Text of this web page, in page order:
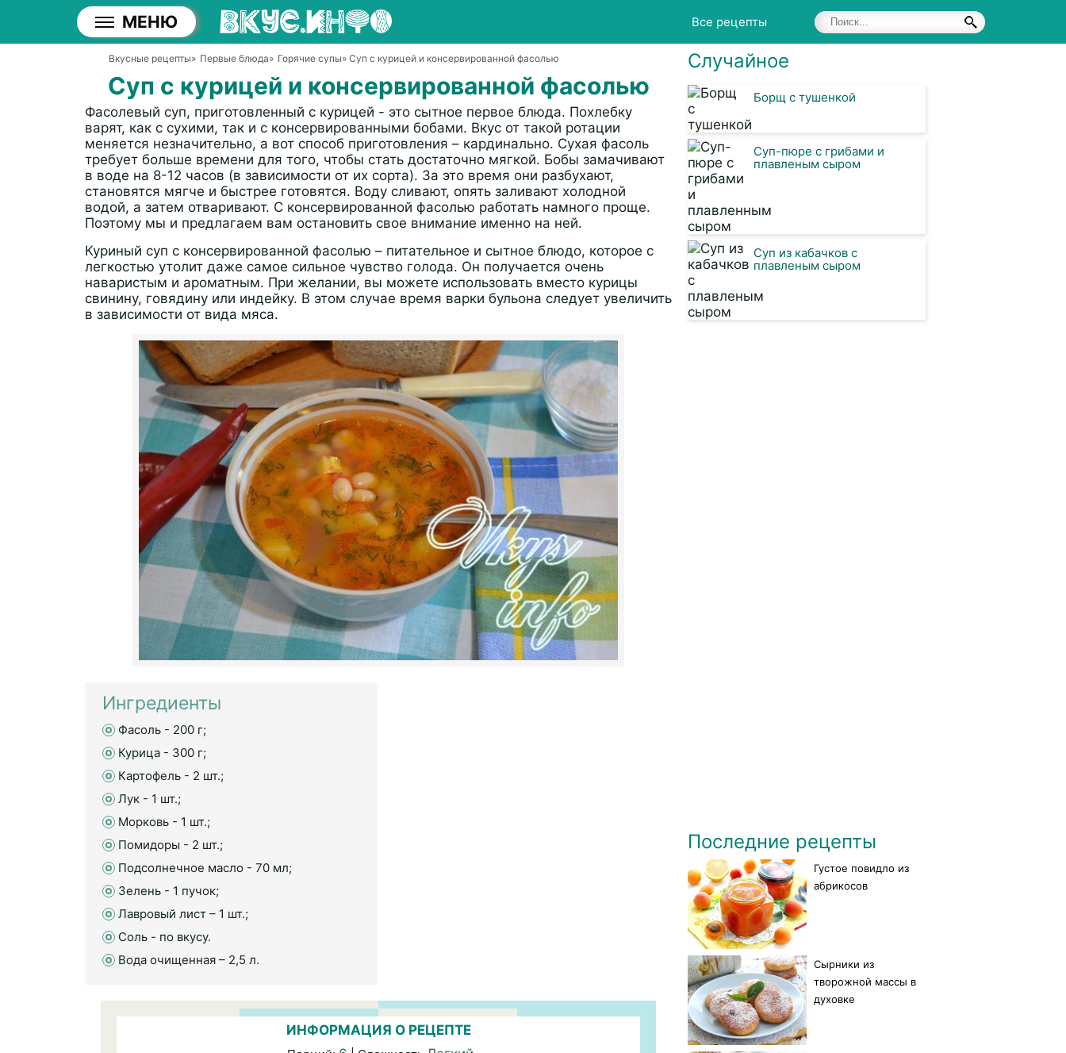
МЕНЮ Все рецепты
Вкусные рецепты» Первые блюда» Горячие супы» Суп с курицей и консервированной фасолью
Суп с курицей и консервированной фасолью
Фасолевый суп, приготовленный с курицей - это сытное первое блюда. Похлебку
варят, как с сухими, так и с консервированными бобами. Вкус от такой ротации
меняется незначительно, а вот способ приготовления – кардинально. Сухая фасоль
требует больше времени для того, чтобы стать достаточно мягкой. Бобы замачивают
в воде на 8-12 часов (в зависимости от их сорта). За это время они разбухают,
становятся мягче и быстрее готовятся. Воду сливают, опять заливают холодной
водой, а затем отваривают. С консервированной фасолью работать намного проще.
Поэтому мы и предлагаем вам остановить свое внимание именно на ней.
Куриный суп с консервированной фасолью – питательное и сытное блюдо, которое с
легкостью утолит даже самое сильное чувство голода. Он получается очень
наваристым и ароматным. При желании, вы можете использовать вместо курицы
свинину, говядину или индейку. В этом случае время варки бульона следует увеличить
в зависимости от вида мяса.
Ингредиенты
Фасоль - 200 г;
Курица - 300 г;
Картофель - 2 шт.;
Лук - 1 шт.;
Морковь - 1 шт.;
Помидоры - 2 шт.;
Подсолнечное масло - 70 мл;
Зелень - 1 пучок;
Лавровый лист – 1 шт.;
Соль - по вкусу.
Вода очищенная – 2,5 л.
ИНФОРМАЦИЯ О РЕЦЕПТЕ
Случайное
Борщ с тушенкой
Суп-пюре с грибами и
плавленым сыром
Суп из кабачков с
плавленым сыром
Последние рецепты
Густое повидло из
абрикосов
Сырники из
творожной массы в
духовке